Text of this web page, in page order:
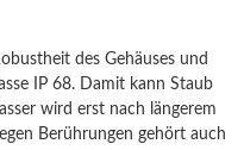
des Gehäuses und
IP 68. Damit kann Staub
wird erst nach längerem
Berührungen gehört auch